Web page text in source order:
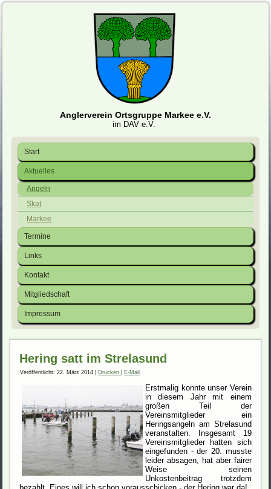
Anglerverein Ortsgruppe Markee e.V.
im DAV e.V.
Start
Aktuelles
Angeln
Skat
Markee
Termine
Links
Kontakt
Mitgliedschaft
Impressum
Hering satt im Strelasund
Veröffentlicht: 22. März 2014 Drucken E-Mail
Erstmalig konnte unser Verein
in diesem Jahr mit einem
großen Teil der
Vereinsmitglieder ein
Heringsangeln am Strelasund
veranstalten. Insgesamt 19
Vereinsmitglieder hatten sich
eingefunden - der 20. musste
leider absagen, hat aber fairer
Weise seinen
Unkostenbeitrag trotzdem